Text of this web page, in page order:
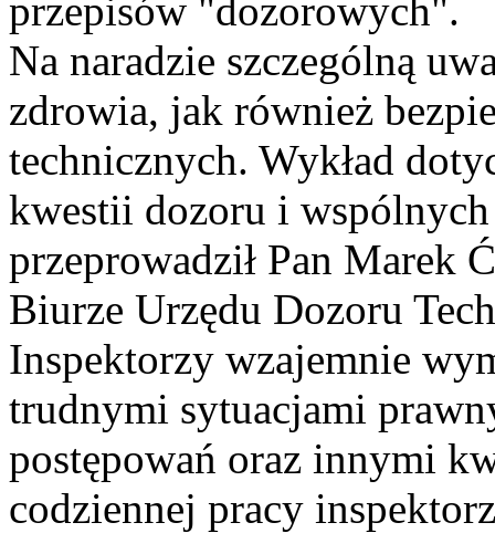
przepisów "dozorowych".
Na naradzie szczególną
zdrowia, jak również
technicznych. Wykład
kwestii dozoru i
przeprowadził Pan Marek
Biurze Urzędu Dozoru
Inspektorzy wzajemnie
trudnymi sytuacjami
postępowań oraz innymi
codziennej pracy